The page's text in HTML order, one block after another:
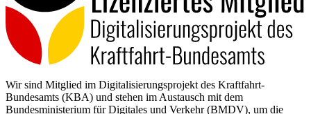
Wir sind Mitglied im Digitalisierungsprojekt des Kraftfahrt-
Bundesamts (KBA) und stehen im Austausch mit dem
Bundesministerium für Digitales und Verkehr (BMDV), um die